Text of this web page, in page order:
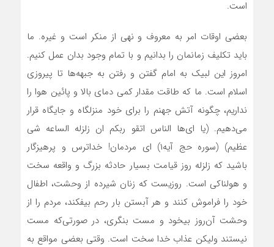
است.
بعضی اوقات امر به معروف و نهی از منکر است و غیره. ما
باید تکلیف زمانمان را بدانیم و با تمام وجود بدان عمل کنیم.
امروز این لبیک به امام گفتن و رفتن به جبهه‌ها تا پیروزی
اسلام است. ما که طاقت مقدار کمی دمای بالا و پائین هوا را
نداریم، چگونه آتش جهنم را برای خود منزلگاه و جایگاه قرار
می‌دهیم. (یا ای‌ها الناس اتقو ربکم ان زلزله الساعه شی
عظیم) (سوره حج آیه۱) ‌ای مردمان! خداترس و پرهیزگار
باشید که زلزله روز قیامت بسیار حادثه بزرگ و واقعه سخت
و هولناکی است. روزیست که زنان شیرده از وحشت، اطفال
خود را فراموش کنند و هر آبستن بار رحم بیفکند، مردم را از
وحشت آن‌روز بیخود و مست بنگری، در صورتی‌که مست
نیستند ولیکن عذاب خدا سخت است. وقتی بعضی مواقع به